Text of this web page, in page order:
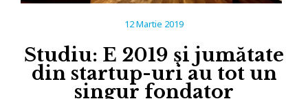
12 Martie 2019
Studiu: E 2019 și jumătate
din startup-uri au tot un
singur fondator